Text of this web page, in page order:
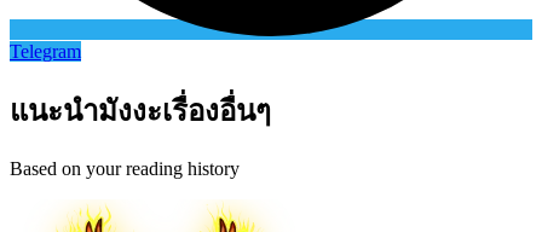
Telegram
แนะนำมังงะเรื่องอื่นๆ
Based on your reading history